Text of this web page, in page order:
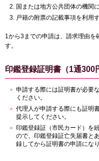
国または地方公共団体の機関
戸籍の附票の記載事項を利用
1から3までの申請は、請求理由を
す。
印鑑登録証明書（1通300
申請する際には証明書が必要
ください。
代理人が申請する際にも証明
提示してください。
印鑑登録証（市民カード）を
ので、印鑑登録証亡失届書と
録してから証明書の申請になり